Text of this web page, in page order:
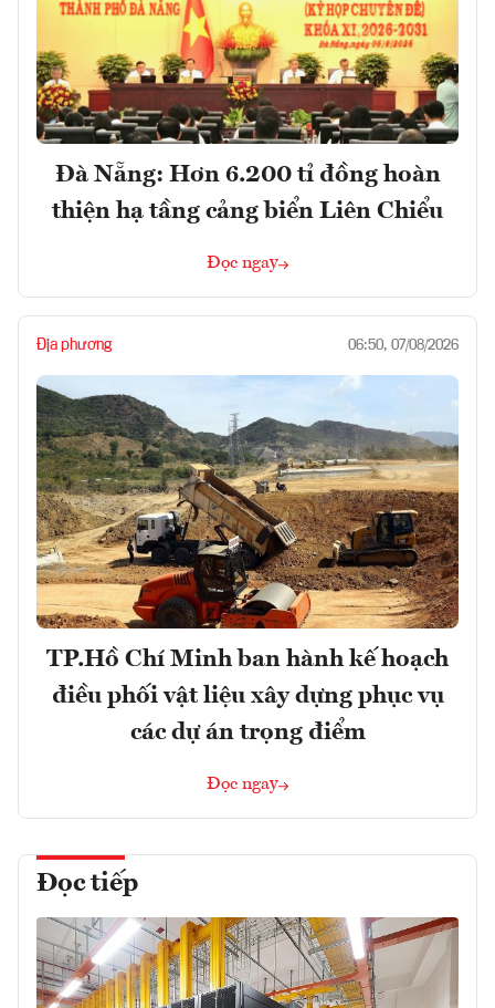
Đà Nẵng: Hơn 6.200 tỉ đồng hoàn
thiện hạ tầng cảng biển Liên Chiểu
Đọc ngay
Địa phương 06:50, 07/08/2026
TP.Hồ Chí Minh ban hành kế hoạch
điều phối vật liệu xây dựng phục vụ
các dự án trọng điểm
Đọc ngay
Đọc tiếp